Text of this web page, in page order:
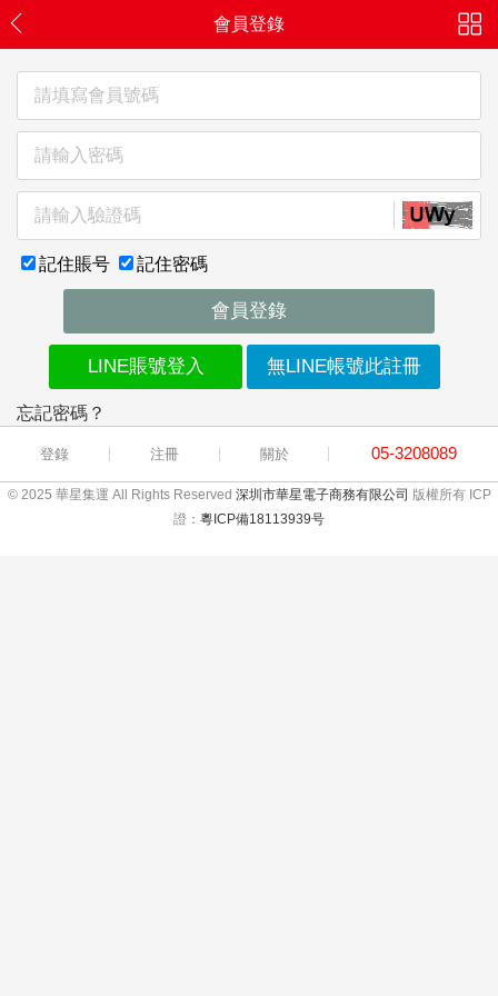
會員登錄
記住賬号 記住密碼
會員登錄
LINE賬號登入 無LINE帳號此註冊
忘記密碼？
登錄 注冊 關於 05-3208089
© 2025 華星集運 All Rights Reserved 深圳市華星電子商務有限公司 版權所有 ICP
證： 粵ICP備18113939号